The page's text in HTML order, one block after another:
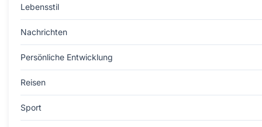
Lebensstil
Nachrichten
Persönliche Entwicklung
Reisen
Sport